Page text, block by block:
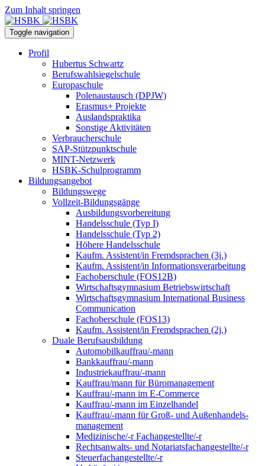
Zum Inhalt springen
Toggle navigation
Profil
Hubertus Schwartz
Berufswahlsiegelschule
Europaschule
Polenaustausch (DPJW)
Erasmus+ Projekte
Auslandspraktika
Sonstige Aktivitäten
Verbraucherschule
SAP-Stützpunktschule
MINT-Netzwerk
HSBK-Schulprogramm
Bildungsangebot
Bildungswege
Vollzeit-Bildungsgänge
Ausbildungsvorbereitung
Handelsschule (Typ I)
Handelsschule (Typ 2)
Höhere Handelsschule
Kaufm. Assistent/in­ Fremdsprachen (3j.)
Kaufm. Assistent/in Informationsverarbeitung
Fachoberschule (FOS12B)
Wirtschaftsgymnasium Betriebswirtschaft
Wirtschaftsgymnasium International Business
Communication
Fachoberschule (FOS13)
Kaufm. Assistent/in Fremdsprachen (2j.)
Duale Berufsausbildung
Automobilkauffrau/-mann
Bankkauffrau/-mann
Industriekauffrau/-mann
Kauffrau/mann für Büromanagement
Kauffrau/-mann im E-Commerce
Kauffrau/-mann im Einzelhandel
Kauffrau/-mann für Groß- und Außen­handels­
manage­ment
Medizinische/-r Fachangestellte/-r
Rechtsanwalts- und Notariatsfachangestellte/-r
Steuerfachangestellte/-r